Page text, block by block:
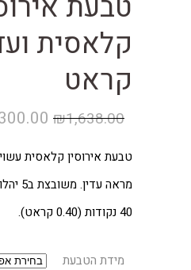
קראט
₪1,638.00
המחיר
טבעת אירוסין קלאסית
מראה
40 נקודות (0.40 קראט).
מידת הטבעת